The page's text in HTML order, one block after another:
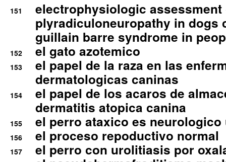
151
electrophysiologic assessment
plyradiculoneuropathy in dogs
guillain barre syndrome in
152 el gato azotemico
153
el papel de la raza en las
dermatologicas caninas
154
el papel de los acaros de
dermatitis atopica canina
155 el perro ataxico es
156 el proceso repoductivo normal
157 el perro con urolitiasis por